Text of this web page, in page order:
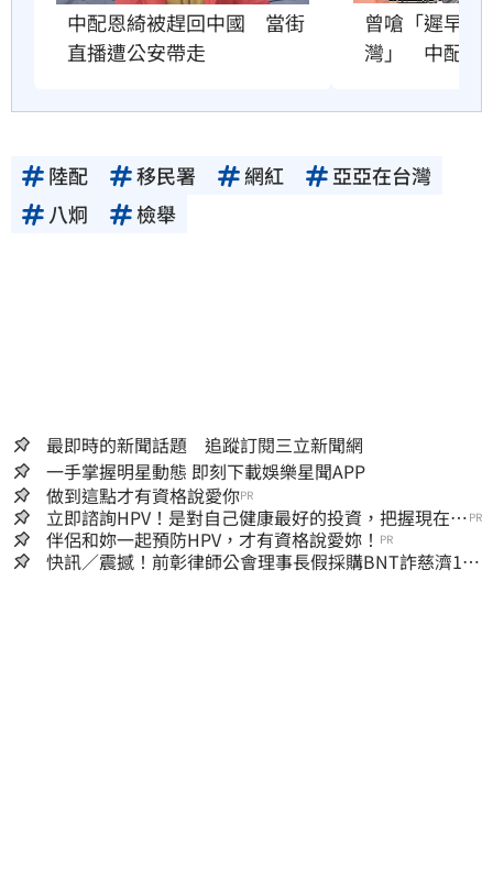
中配恩綺被趕回中國　當街
直播遭公安帶走
曾嗆「遲早紅
灣」　中配關
陸配 移民署 網紅
亞亞在台灣
八炯
檢舉
最即時的新聞話題 追蹤訂閱三立新聞網
一手掌握明星動態 即刻下載娛樂星聞APP
做到這點才有資格說愛你PR
立即諮詢HPV！是對自己健康最好的投資，把握現在不
嫌晚！
PR
伴侶和妳一起預防HPV，才有資格說愛妳！ PR
快訊／震撼！前彰律師公會理事長假採購BNT詐慈濟10